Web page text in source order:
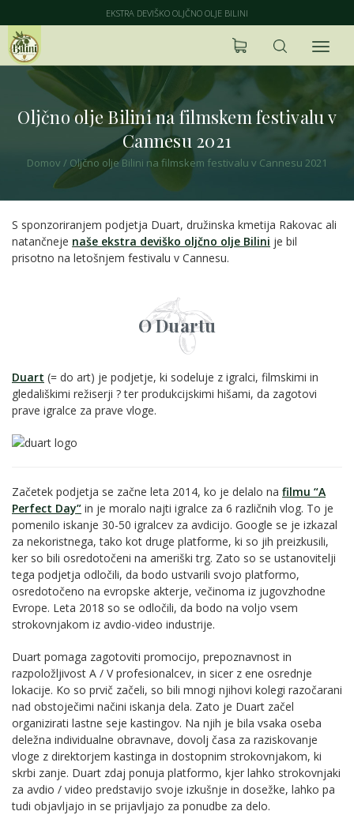
EKSTRA DEVIŠKO OLJČNO OLJE BILINI
Oljčno olje Bilini na filmskem festivalu v
Cannesu 2021
Domov / Oljčno olje Bilini na filmskem festivalu v Cannesu 2021
S sponzoriranjem podjetja Duart, družinska kmetija Rakovac ali
natančneje naše ekstra deviško oljčno olje Bilini je bil
prisotno na letošnjem festivalu v Cannesu.
O Duartu
Duart (= do art) je podjetje, ki sodeluje z igralci, filmskimi in
gledališkimi režiserji ? ter produkcijskimi hišami, da zagotovi
prave igralce za prave vloge.
Začetek podjetja se začne leta 2014, ko je delalo na filmu “A
Perfect Day” in je moralo najti igralce za 6 različnih vlog. To je
pomenilo iskanje 30-50 igralcev za avdicijo. Google se je izkazal
za nekoristnega, tako kot druge platforme, ki so jih preizkusili,
ker so bili osredotočeni na ameriški trg. Zato so se ustanovitelji
tega podjetja odločili, da bodo ustvarili svojo platformo,
osredotočeno na evropske akterje, večinoma iz jugovzhodne
Evrope. Leta 2018 so se odločili, da bodo na voljo vsem
strokovnjakom iz avdio-video industrije.
Duart pomaga zagotoviti promocijo, prepoznavnost in
razpoložljivost A / V profesionalcev, in sicer z ene osrednje
lokacije. Ko so prvič začeli, so bili mnogi njihovi kolegi razočarani
nad obstoječimi načini iskanja dela. Zato je Duart začel
organizirati lastne seje kastingov. Na njih je bila vsaka oseba
deležna individualne obravnave, dovolj časa za raziskovanje
vloge z direktorjem kastinga in dostopnim strokovnjakom, ki
skrbi zanje. Duart zdaj ponuja platformo, kjer lahko strokovnjaki
za avdio / video predstavijo svoje izkušnje in dosežke, lahko pa
tudi objavljajo in se prijavljajo za ponudbe za delo.